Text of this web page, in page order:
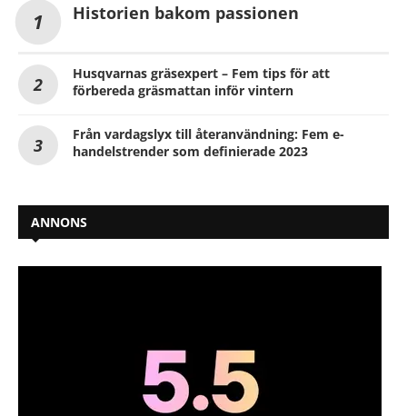
Historien bakom passionen
Husqvarnas gräsexpert – Fem tips för att
förbereda gräsmattan inför vintern
Från vardagslyx till återanvändning: Fem e-
handelstrender som definierade 2023
ANNONS